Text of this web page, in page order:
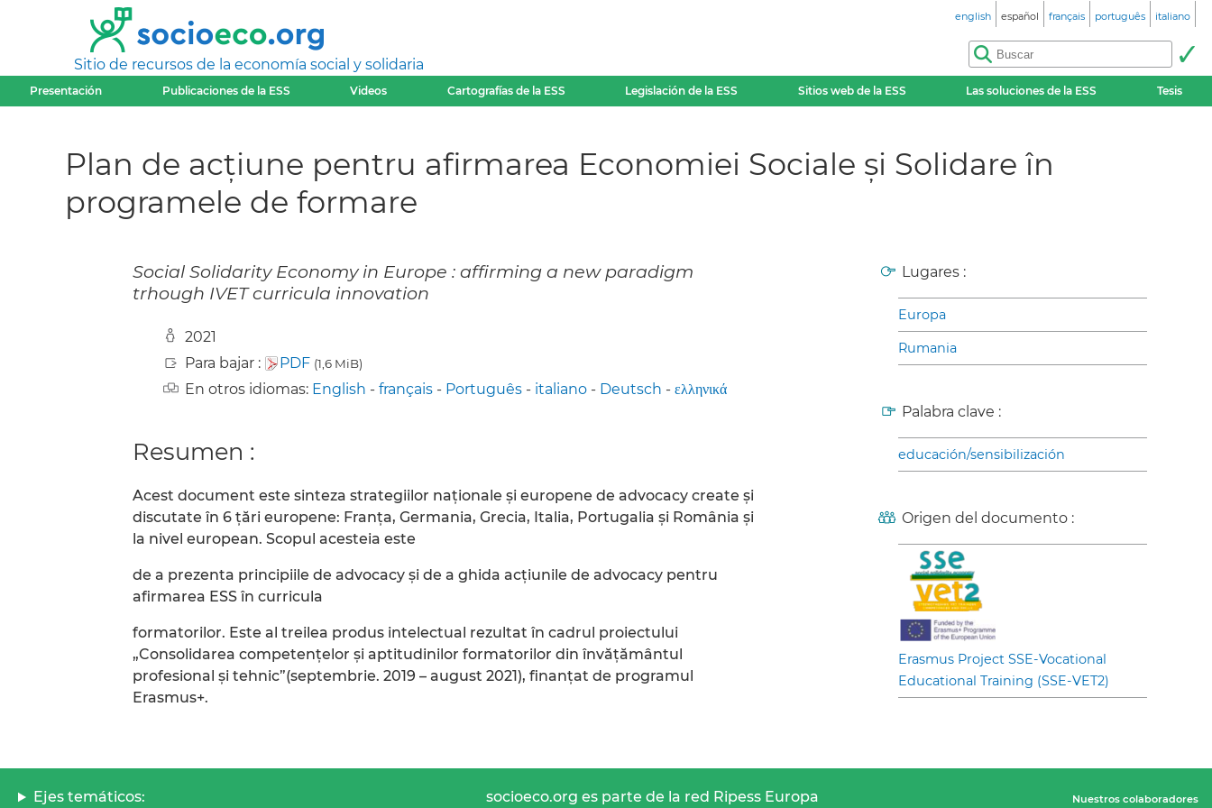
Sitio de recursos de la economía social y solidaria
english español français português italiano
Presentación Publicaciones de la ESS Videos Cartografías de la ESS Legislación de la ESS Sitios web de la ESS Las soluciones de la ESS Tesis
Plan de acțiune pentru afirmarea Economiei Sociale și Solidare în
programele de formare
Social Solidarity Economy in Europe : affirming a new paradigm
trhough IVET curricula innovation
2021
Para bajar :
PDF (1,6 MiB)
En otros idiomas: English - français - Português - italiano - Deutsch - ελληνικά
Resumen :
Acest document este sinteza strategiilor naționale și europene de advocacy create și
discutate în 6 țări europene: Franța, Germania, Grecia, Italia, Portugalia și România și
la nivel european. Scopul acesteia este
de a prezenta principiile de advocacy și de a ghida acțiunile de advocacy pentru
afirmarea ESS în curricula
formatorilor. Este al treilea produs intelectual rezultat în cadrul proiectului
„Consolidarea competențelor și aptitudinilor formatorilor din învățământul
profesional și tehnic”(septembrie. 2019 – august 2021), finanțat de programul
Erasmus+.
Lugares :
Europa
Rumania
Palabra clave :
educación/sensibilización
Origen del documento :
Erasmus Project SSE-Vocational
Educational Training (SSE-VET2)
Ejes temáticos: socioeco.org es parte de la red Ripess Europa Nuestros colaboradores